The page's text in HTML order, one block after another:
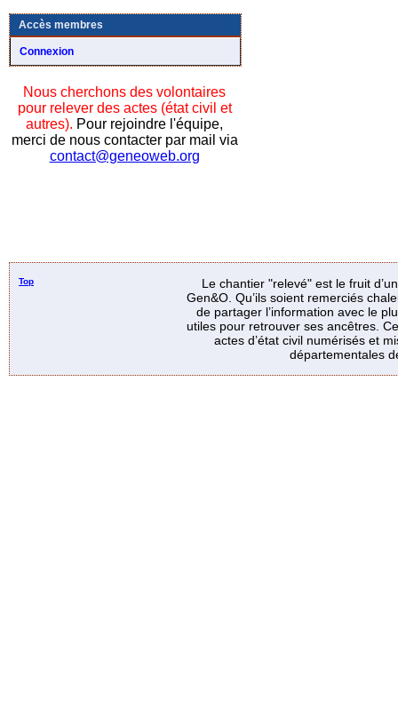
Accès membres
Connexion
Nous cherchons des volontaires
pour relever des actes (état civil et
autres). Pour rejoindre l'équipe,
merci de nous contacter par mail via
contact@geneoweb.org
Top
Le chantier "relevé" est le fruit
Gen&O. Qu’ils soient remerciés
de partager l’information avec le
utiles pour retrouver ses ancêtres.
actes d’état civil numérisés et
départementales